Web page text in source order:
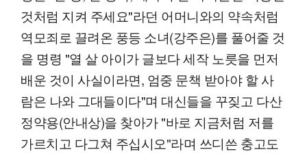
것처럼 지켜 주세요"라던 어머니와의 약속처럼
역모죄로 끌려온 풍등 소녀(강주은)를 풀어줄 것
을 명령 "열 살 아이가 글보다 세작 노릇을 먼저
배운 것이 사실이라면, 엄중 문책 받아야 할 사
람은 나와 그대들이다"며 대신들을 꾸짖고 다산
정약용(안내상)을 찾아가 "바로 지금처럼 저를
가르치고 다그쳐 주십시오"라며 쓰디쓴 충고도